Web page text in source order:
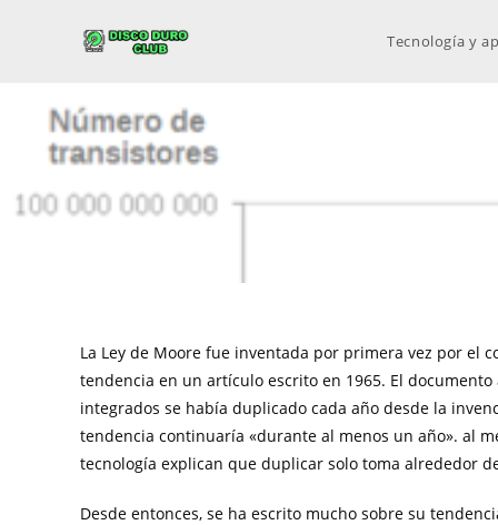
Tecnología y
La Ley de Moore fue inventada por primera vez por el
tendencia en un artículo escrito en 1965. El
integrados se había duplicado cada año desde la
tendencia continuaría «durante al menos un año». al
tecnología explican que duplicar solo toma alrededor
Desde entonces, se ha escrito mucho sobre su